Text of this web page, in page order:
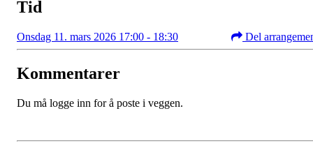
Tid
Onsdag 11. mars 2026 17:00 - 18:30 Del
Kommentarer
Du må logge inn for å poste i veggen.